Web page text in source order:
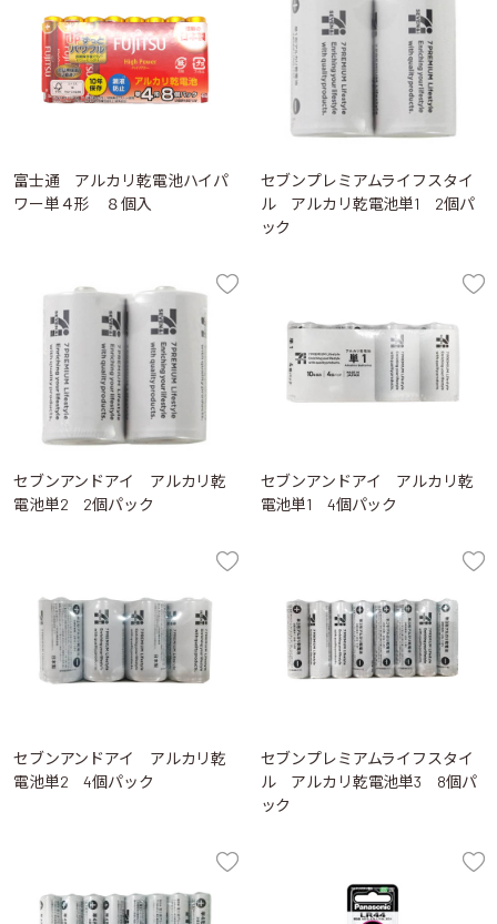
富士通 アルカリ乾電池ハイパ
ワー単４形 ８個入
セブンプレミアムライフスタイ
ル アルカリ乾電池単1 2個パ
ック
セブンアンドアイ アルカリ乾
電池単2 2個パック
セブンアンドアイ アルカリ乾
電池単1 4個パック
セブンアンドアイ アルカリ乾
電池単2 4個パック
セブンプレミアムライフスタイ
ル アルカリ乾電池単3 8個パ
ック